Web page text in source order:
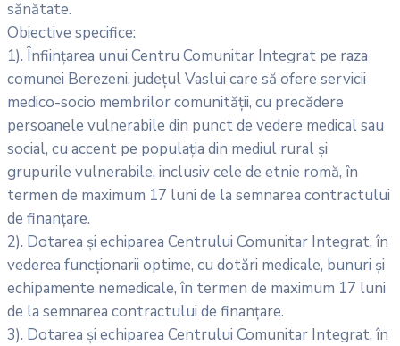
sănătate.
Obiective specifice:
1). Înființarea unui Centru Comunitar Integrat pe raza
comunei Berezeni, județul Vaslui care să ofere servicii
medico-socio membrilor comunității, cu precădere
persoanele vulnerabile din punct de vedere medical sau
social, cu accent pe populația din mediul rural și
grupurile vulnerabile, inclusiv cele de etnie romă, în
termen de maximum 17 luni de la semnarea contractului
de finanțare.
2). Dotarea și echiparea Centrului Comunitar Integrat, în
vederea funcționarii optime, cu dotări medicale, bunuri şi
echipamente nemedicale, în termen de maximum 17 luni
de la semnarea contractului de finanțare.
3). Dotarea și echiparea Centrului Comunitar Integrat, în